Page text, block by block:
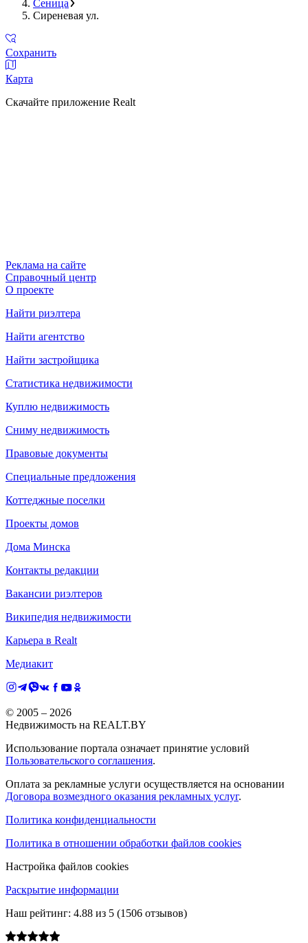
Сеница
Сиреневая ул.
Сохранить
Карта
Скачайте приложение Realt
Реклама на сайте
Справочный центр
О проекте
Найти риэлтера
Найти агентство
Найти застройщика
Статистика недвижимости
Куплю недвижимость
Сниму недвижимость
Правовые документы
Специальные предложения
Коттеджные поселки
Проекты домов
Дома Минска
Контакты редакции
Вакансии риэлтеров
Википедия недвижимости
Карьера в Realt
Медиакит
© 2005 – 2026
Недвижимость на REALT.BY
Использование портала означает принятие условий
Пользовательского соглашения.
Оплата за рекламные услуги осуществляется на основании
Договора возмездного оказания рекламных услуг.
Политика конфиденциальности
Политика в отношении обработки файлов cookies
Настройка файлов cookies
Раскрытие информации
Наш рейтинг: 4.88 из 5 (1506 отзывов)